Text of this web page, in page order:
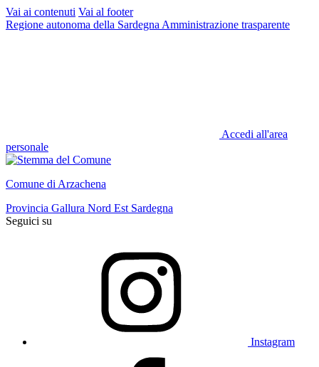
Vai ai contenuti Vai al footer
Regione autonoma della Sardegna Amministrazione trasparente
Accedi all'area
personale
Comune di Arzachena
Provincia Gallura Nord Est Sardegna
Seguici su
Instagram